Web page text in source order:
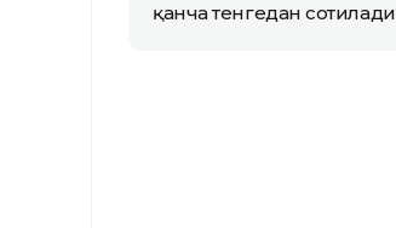
қанча тенгедан сотилади